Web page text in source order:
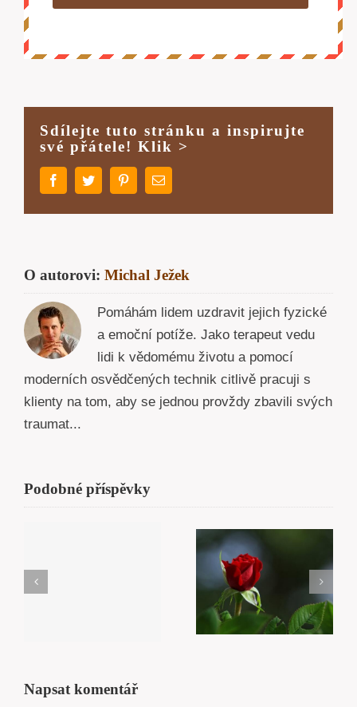
Sdílejte tuto stránku a inspirujte
své přátele! Klik >
FacebookTwitter PinterestE-
mail
O autorovi: Michal Ježek
Pomáhám lidem uzdravit jejich fyzické
a emoční potíže. Jako terapeut vedu
lidi k vědomému životu a pomocí
moderních osvědčených technik citlivě pracuji s
klienty na tom, aby se jednou provždy zbavili svých
traumat...
Podobné příspěvky
Karma
Napsat komentář